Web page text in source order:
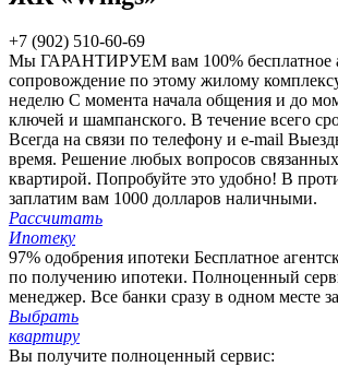
+7 (902) 510-60-69
Мы ГАРАНТИРУЕМ вам 100% бесплатное
сопровождение по этому жилому
неделю С момента начала общения и до
ключей и шампанского. В течение всего
Всегда на связи по телефону и e-mail
время. Решение любых вопросов
квартирой. Попробуйте это удобно! В
заплатим вам 1000 долларов наличными.
Рассчитать
Ипотеку
97% одобрения ипотеки Бесплатное
по получению ипотеки. Полноценный
менеджер. Все банки сразу в одном месте
Выбрать
квартиру
Вы получите полноценный сервис: